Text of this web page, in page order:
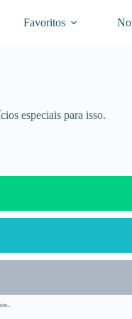
Favoritos
especiais para isso.